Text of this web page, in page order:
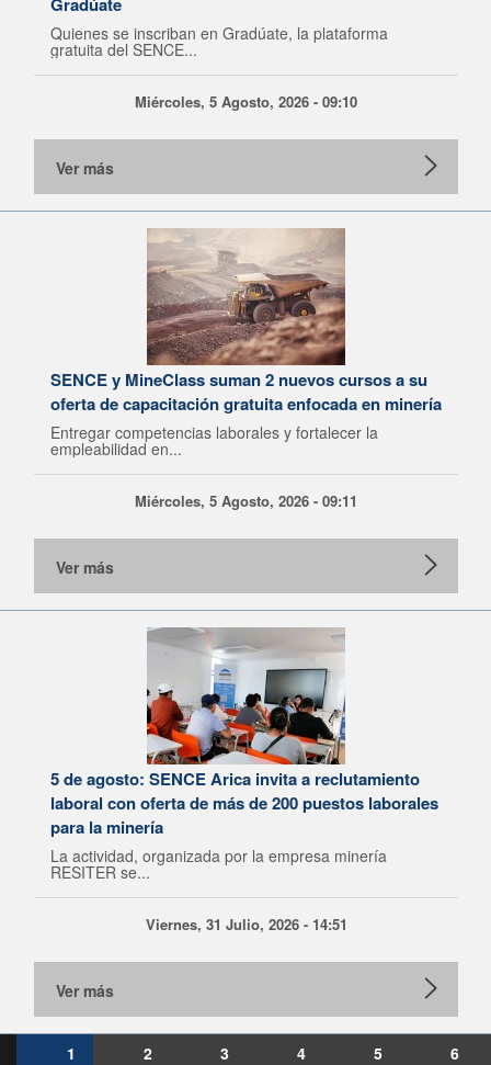
Quienes se inscriban en Gradúate, la plataforma
gratuita del SENCE...
Miércoles, 5 Agosto, 2026 - 09:10
Ver más
SENCE y MineClass suman 2 nuevos cursos a su
oferta de capacitación gratuita enfocada en minería
Entregar competencias laborales y fortalecer la
empleabilidad en...
Miércoles, 5 Agosto, 2026 - 09:11
Ver más
5 de agosto: SENCE Arica invita a reclutamiento
laboral con oferta de más de 200 puestos laborales
para la minería
La actividad, organizada por la empresa minería
RESITER se...
Viernes, 31 Julio, 2026 - 14:51
Ver más
1 2 3 4 5
6